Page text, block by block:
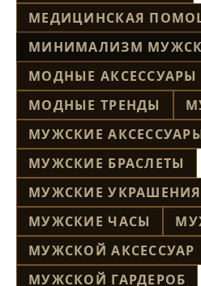
МЕДИЦИНСКАЯ
МИНИМАЛИЗМ
МОДНЫЕ АКСЕССУАРЫ
МОДНЫЕ ТРЕНДЫ
МУЖСКИЕ
МУЖСКИЕ БРАСЛЕТЫ
МУЖСКИЕ УКРАШЕНИЯ
МУЖСКИЕ ЧАСЫ
МУЖСКОЙ АКСЕССУАР
МУЖСКОЙ ГАРДЕРОБ